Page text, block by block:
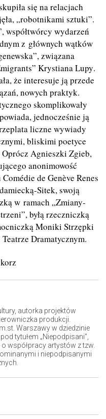
się na relacjach
ęła, „robotnikami sztuki”.
współtwórcy wydarzeń
z głównych wątków
związana
” Krystiana Lupy.
że interesuje ją przede
nowych praktyk.
skomplikowały
jednocześnie ją
liczne wywiady
bliskimi poetyce
Agnieszki Zgieb,
anonimowość
édie de Genève Renes
Sitek, swoją
w ramach „Zmiany-
byłą rzeczniczką
Moniki Strzępki
Dramatycznym.
autorka projektów
produkcji.
Warszawy w dziedzinie
tytułem „Niepodpisani”,
współpracy artystów z tzw.
i niepodpisanymi